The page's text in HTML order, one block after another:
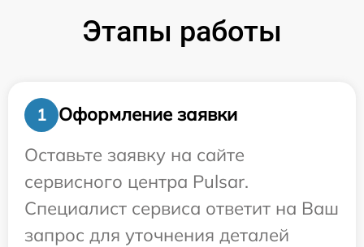
Этапы работы
1
Оформление заявки
Оставьте заявку на сайте
сервисного центра Pulsar.
Специалист сервиса ответит на Ваш
запрос для уточнения деталей